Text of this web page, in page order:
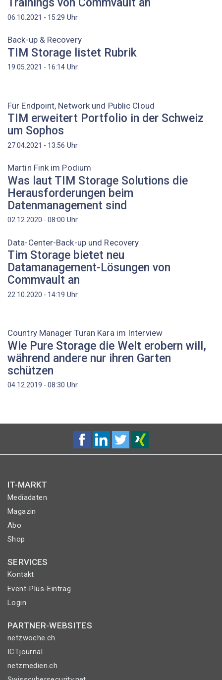
Trainings von Commvault an
06.10.2021 - 15:29 Uhr
Back-up & Recovery
TIM Storage listet Rubrik
19.05.2021 - 16:14 Uhr
Für Endpoint, Network und Public Cloud
TIM erweitert Portfolio in der Schweiz
um Sophos
27.04.2021 - 13:56 Uhr
Martin Fink im Podium
Was laut TIM Storage Solutions die
Herausforderungen beim
Datenmanagement sind
02.12.2020 - 08:00 Uhr
Data-Center-Back-up und Recovery
Tim Storage bietet neu
Datamanagement-Lösungen von
Commvault an
22.10.2020 - 14:19 Uhr
Country Manager Turan Kara im Interview
Wie Pure Storage die Welt erobern will,
während andere nur ihren Garten
schützen
04.12.2019 - 08:30 Uhr
IT-MARKT
Mediadaten
Magazin
Abo
Shop
SERVICES
Kontakt
Event-Plus-Eintrag
Login
PARTNER-WEBSITES
netzwoche.ch
ICTjournal
netzmedien.ch